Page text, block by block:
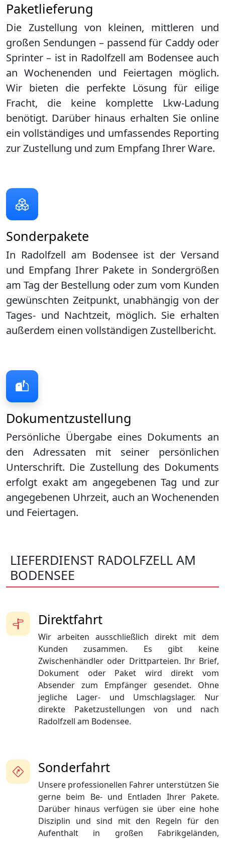
Dokumentzustellung
Persönliche Übergabe eines Dokuments an
den Adressaten mit seiner persönlichen
Unterschrift. Die Zustellung des Dokuments
erfolgt exakt am angegebenen Tag und zur
angegebenen Uhrzeit, auch an Wochenenden
und Feiertagen.
Paketlieferung
Die Zustellung von kleinen, mittleren und
großen Sendungen – passend für Caddy oder
Sprinter – ist in Radolfzell am Bodenseeauch
an Wochenenden und Feiertagen möglich.
Wir bieten die perfekte Lösung für eilige
Fracht, die keine komplette Lkw-Ladung
benötigt. Darüber hinaus erhalten Sie online
ein vollständiges und umfassendes Reporting
zur Zustellung und zum Empfang Ihrer Ware.
Sonderpakete
In Radolfzell am Bodensee ist der Versand
und Empfang Ihrer Pakete in Sondergrößen
am Tag der Bestellung oder zum vom Kunden
gewünschten Zeitpunkt, unabhängig von der
Tages- und Nachtzeit, möglich. Sie erhalten
außerdem einen vollständigen Zustellbericht.
LIEFERDIENST RADOLFZELL AM
BODENSEE
Sonderfahrt
Unsere professionellen Fahrer unterstützen Sie
gerne beim Be- und Entladen Ihrer Pakete.
Darüber hinaus verfügen sie über eine hohe
Disziplin und sind mit den Regeln für den
Aufenthalt in großen Fabrikgeländen,
Direktfahrt
Wir arbeiten ausschließlich direkt mit dem
Kunden zusammen. Es gibt keine
Zwischenhändler oder Drittparteien. Ihr Brief,
Dokument oder Paket wird direkt vom
Absender zum Empfänger gesendet. Ohne
jegliche Lager- und Umschlagslager. Nur
direkte Paketzustellungen von und nach
Radolfzell am Bodensee.